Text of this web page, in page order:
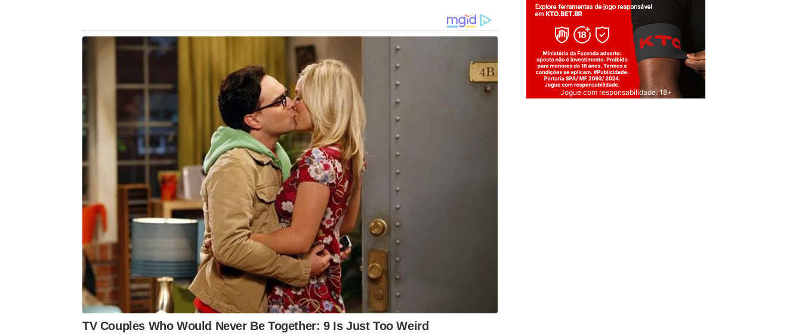
executado pela Enscon, que também opera as linhas regulares na cidade. Nos anos
seguintes, o “Vamos à Escola”, como era inicialmente chamado, expandiu-se e passou
a contar com monitoras.
No entanto, o “rota escolar” nunca esteve isento de reclamações, que pioraram
depois da pandemia da Covid-19, principalmente pelos atrasos nas viagens. Em
2023, os alunos maiores de 12 anos foram realocados para as linhas regulares,
lotando-as ainda mais e provocando uma enxurrada de queixas.
TV Couples Who Would Never Be Together: 9 Is Just Too Weird
Jogue com responsabilidade. 18+